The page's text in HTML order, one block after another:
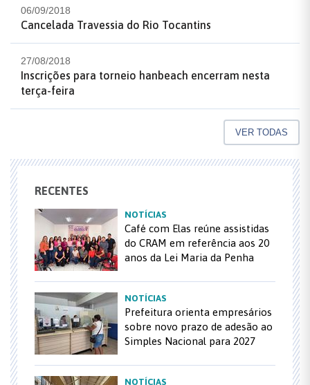
06/09/2018
Cancelada Travessia do Rio Tocantins
27/08/2018
Inscrições para torneio hanbeach encerram nesta
terça-feira
VER TODAS
RECENTES
NOTÍCIAS
Café com Elas reúne assistidas
do CRAM em referência aos 20
anos da Lei Maria da Penha
NOTÍCIAS
Prefeitura orienta empresários
sobre novo prazo de adesão ao
Simples Nacional para 2027
NOTÍCIAS